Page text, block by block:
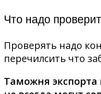
Что надо
Проверять надо
перечилсить что
Таможня